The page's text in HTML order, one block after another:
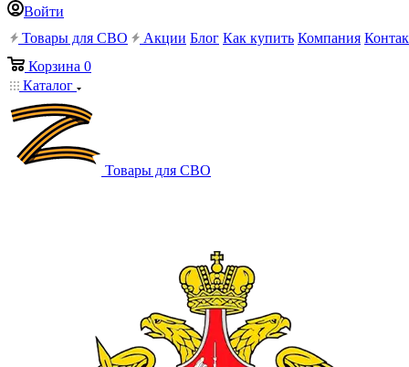
Войти
Товары для СВО
Акции Блог Как купить Компания
Корзина 0
Каталог
Товары для СВО